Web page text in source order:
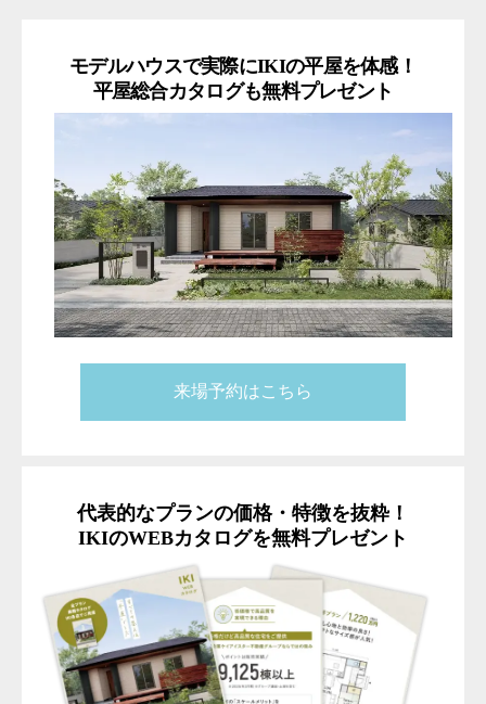
モデルハウスで実際にIKIの平屋を体感！
平屋総合カタログも無料プレゼント
来場予約はこちら
代表的なプランの価格・特徴を抜粋！
IKIのWEBカタログを無料プレゼント